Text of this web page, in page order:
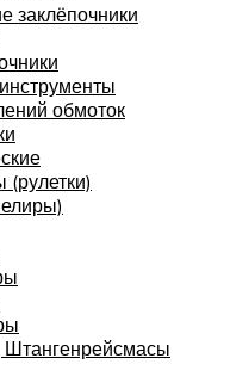
заклёпочники
обмоток